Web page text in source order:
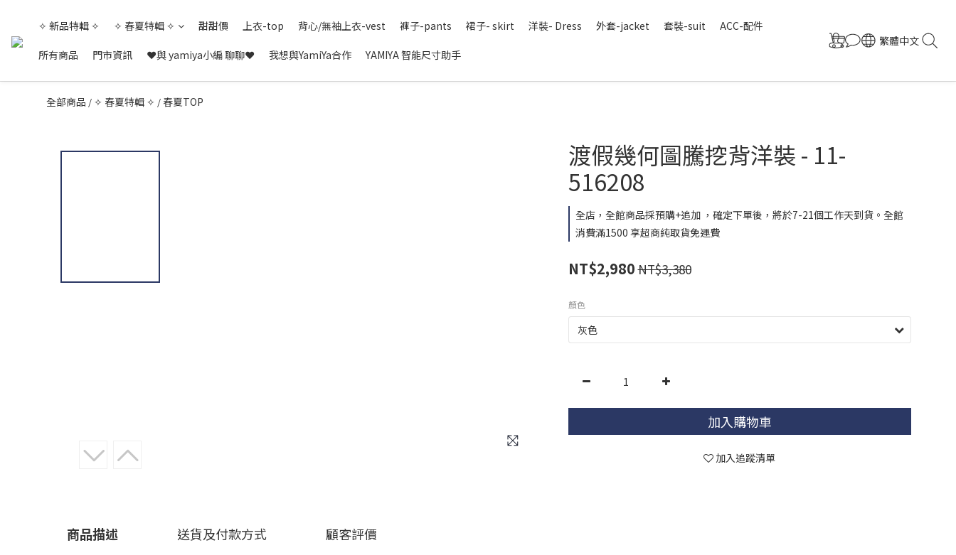
✧ 新品特輯 ✧ ✧ 春夏特輯 ✧ 甜甜價 上衣-top 背心/無袖上衣-vest 褲子-pants 裙子- skirt 洋裝- Dress 外套-jacket 套裝-suit ACC-配件
所有商品 門市資訊 ❤與 yamiya小編 聊聊❤ 我想與YamiYa合作 YAMIYA 智能尺寸助手
繁體中文
全部商品 / ✧ 春夏特輯 ✧ / 春夏TOP
渡假幾何圖騰挖背洋裝 - 11-
516208
全店，全館商品採預購+追加 ，確定下單後，將於7-21個工作天到貨。全館
消費滿1500 享超商純取貨免運費
NT$2,980NT$3,380
顏色
加入購物車
加入追蹤清單
商品描述 送貨及付款方式 顧客評價